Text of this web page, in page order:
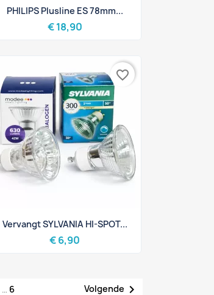
Snel bekijken
PHILIPS Plusline ES 78mm...
€ 18,90
Snel bekijken
Vervangt SYLVANIA HI-SPOT...
€ 6,90
favorite_border
… 6 Volgende 